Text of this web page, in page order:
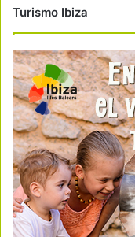
Turismo Ibiza